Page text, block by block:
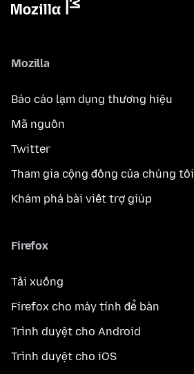
Mozilla
Báo cáo lạm dụng thương hiệu
Mã nguồn
Twitter
Tham gia cộng đồng của chúng tôi
Khám phá bài viết trợ giúp
Firefox
Tải xuống
Firefox cho máy tính để bàn
Trình duyệt cho Android
Trình duyệt cho iOS